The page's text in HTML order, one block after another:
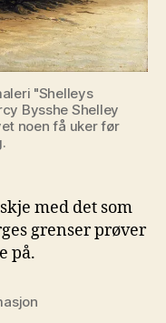
"Shelleys
Bysshe Shelley
noen få uker før
med det som
grenser prøver
på.